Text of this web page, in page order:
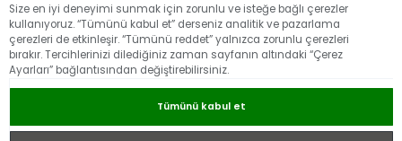
Size en iyi deneyimi sunmak için zorunlu ve isteğe bağlı çerezler
kullanıyoruz. “Tümünü kabul et” derseniz analitik ve pazarlama
çerezleri de etkinleşir. “Tümünü reddet” yalnızca zorunlu çerezleri
bırakır. Tercihlerinizi dilediğiniz zaman sayfanın altındaki “Çerez
Ayarları” bağlantısından değiştirebilirsiniz.
Tümünü kabul et
22 Ayar Altın Sarmal Hasır Bileklik